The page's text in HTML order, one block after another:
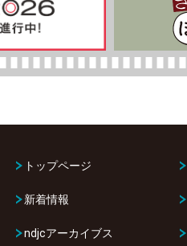
トップページ
新着情報
ndjcアーカイブス